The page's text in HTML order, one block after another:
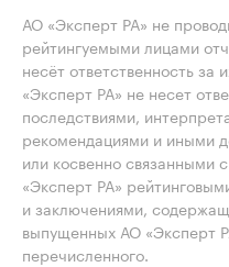
АО «Эксперт РА» не
рейтингуемыми лицами
несёт ответственность за
«Эксперт РА» не несет
последствиями,
рекомендациями и иными
или косвенно
«Эксперт РА»
и заключениями,
выпущенных АО «Эксперт
перечисленного.